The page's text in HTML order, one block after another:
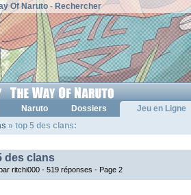
Of Naruto- Rechercher
Naruto Dossiers
Jeu en Ligne
» top 5 des clans:
des clans
ritchi000 - 519 réponses - Page 2